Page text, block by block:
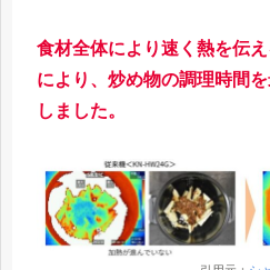
食材全体により速く熱を伝
により、炒め物の調理時間
しました。